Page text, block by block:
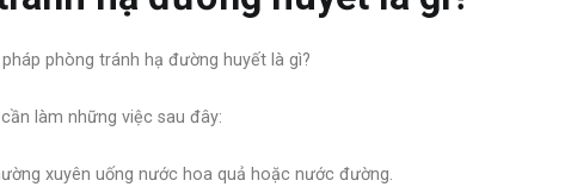
làm những việc sau đây:
xuyên uống nước hoa quả hoặc nước đường.